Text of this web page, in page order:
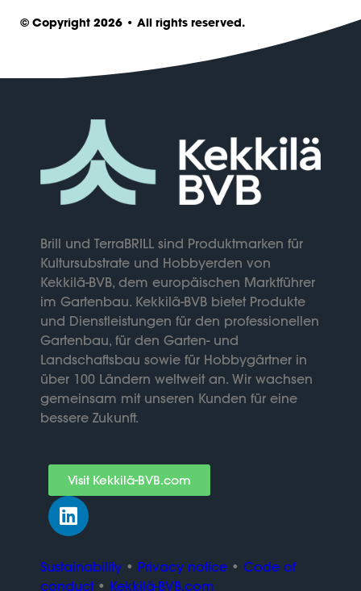
© Copyright 2026 • All rights reserved.
Brill und TerraBRILL sind Produktmarken für
Kultursubstrate und Hobbyerden von
Kekkilä-BVB, dem europäischen Marktführer
im Gartenbau. Kekkilä-BVB bietet Produkte
und Dienstleistungen für den professionellen
Gartenbau, für den Garten- und
Landschaftsbau sowie für Hobbygärtner in
über 100 Ländern weltweit an. Wir wachsen
gemeinsam mit unseren Kunden für eine
bessere Zukunft.
Visit Kekkilä-BVB.com
Sustainability • Privacy notice • Code of
conduct• Kekkilä-BVB.com